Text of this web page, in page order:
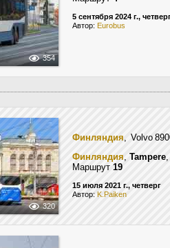
354
5 сентября 2024 г.,
Автор: Eurobus
320
Финляндия, Volvo
Финляндия, Tampere
Маршрут 19
15 июля 2021 г., четверг
Автор: K.Paiken